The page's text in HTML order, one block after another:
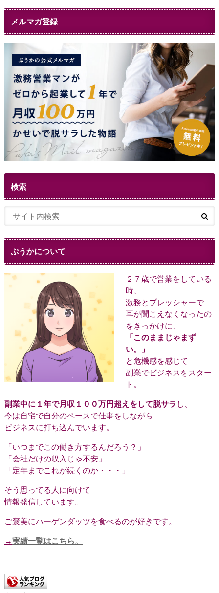
メルマガ登録
検索
ぷうかについて
２７歳で営業をしている
時、
激務とプレッシャーで
耳が聞こえなくなったの
をきっかけに、
「このままじゃまず
い。」
と危機感を感じて
副業でビジネスをスター
ト。
副業中に１年で月収１００万円超えをして脱サラ し、
今は自宅で自分のペースで仕事をしながら
ビジネスに打ち込んでいます。
「いつまでこの働き方するんだろう？」
「会社だけの収入じゃ不安」
「定年までこれが続くのか・・・」
そう思ってる人に向けて
情報発信しています。
ご褒美にハーゲンダッツを食べるのが好きです。
→実績一覧はこちら。